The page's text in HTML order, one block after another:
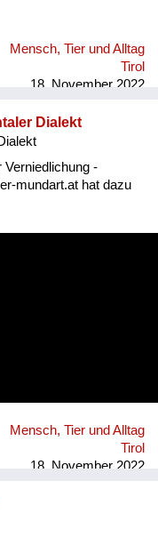
Mensch, Tier und Alltag
Tirol
18. November 2022
Dialekt
Verniedlichung -
mundart.at hat dazu
Mensch, Tier und Alltag
Tirol
18. November 2022